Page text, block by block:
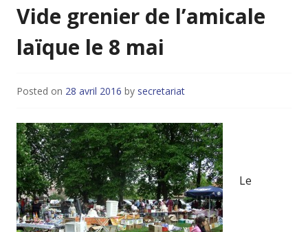
Vide grenier de l’amicale
laïque le 8 mai
Posted on 28 avril 2016 by secretariat
Le